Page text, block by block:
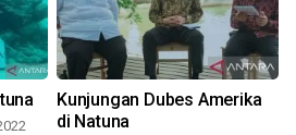
Kunjungan Dubes Amerika
di Natuna